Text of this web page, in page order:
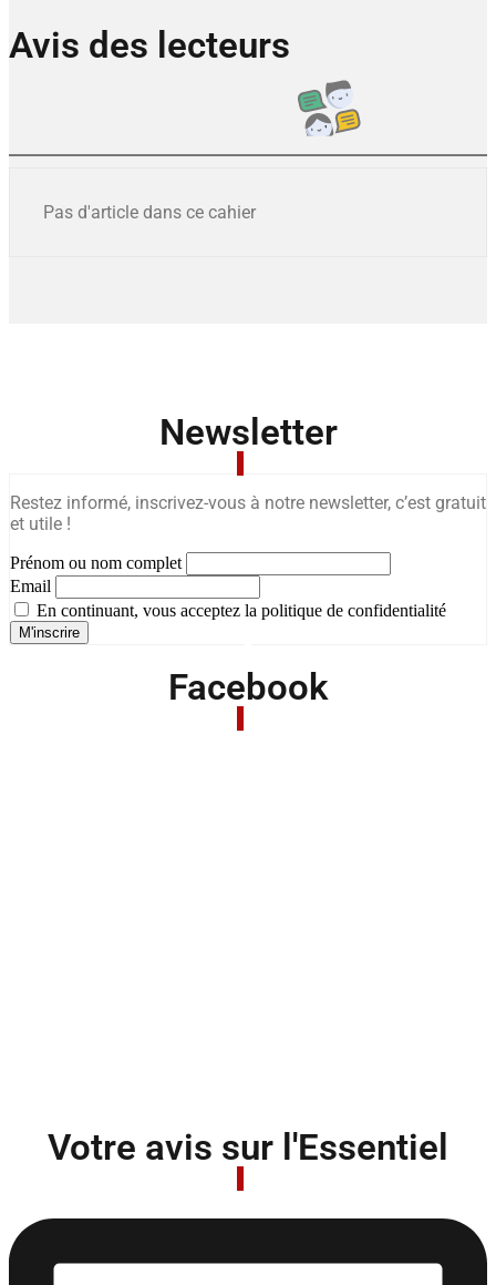
Avis des lecteurs
Pas d'article dans ce cahier
Newsletter
Restez informé, inscrivez-vous à notre newsletter, c’est gratuit
et utile !
Prénom ou nom complet
Email
En continuant, vous acceptez la politique de confidentialité
Facebook
Votre avis sur l'Essentiel